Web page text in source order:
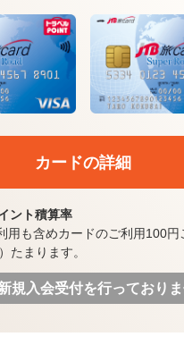
カードの詳細
ント積算率
用も含めカードのご利用100円
たまります。
規入会受付を行っておりま